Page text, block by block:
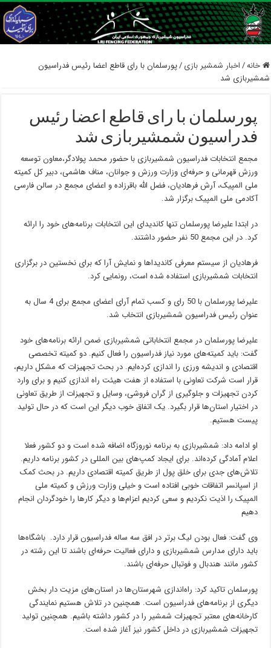
خانه/اخبار شمشیر بازی /پورسلمان با رای قاطع اعضا رئیس فدراسیون
شمشیربازی شد
پورسلمان با رای قاطع اعضا رئیس
فدراسیون شمشیربازی شد
مجمع انتخابات فدراسیون شمشیربازی با حضور محمد پولادگر،معاون توسعه
ورزش قهرمانی و حرفه‌ای وزارت ورزش و جوانان، مناف هاشمی، دبیر کل کمیته
ملی المپیک، آرش فرهادیان، فضل ‌الله باقرزاده و اعضای مجمع در سالن فارسی
آکادمی ملی المپیک برگزار شد.
در ابتدا علیرضا پورسلمان تنها کاندیدای این انتخابات برنامه‌های خود را ارائه
کرد. در این مجمع 50 نفر حضور داشتند.
فرهادیان از سیستم معرفی کاندیداها و نمایش آرا که برای نخستین در برگزاری
انتخابات شمشیربازی استفاده شده است، رونمایی کرد.
علیرضا پورسلمان با 50 رای و کسب تمام آرای اعضای مجمع برای 4 سال به
عنوان رئیس فدراسیون شمشیربازی انتخاب شد.
علیرضا پورسلمان در مجمع انتخاباتی شمشیربازی ضمن ارائه برنامه‌های خود
گفت: باید کمیته‌های مورد نیاز فدراسیون را فعال کنیم. دو کمیته تخصصی
اقتصادی و اندیشه ورزی را اندازی کرده‌ایم. در بحث تجهیزات که مشکل داریم،
قرار است شرکت تعاونی با استفاده از هفت هیئت راه اندازی کنیم و برای وارد
کردن تجهیزات و جلوگیری از گران فروشی، وسایل و تجهیزات از طریق تعاونی
در اختیار استان‌ها قرار بگیرد. یک اتفاق خوب دیگر این است که در حال تولید
پیست هستیم.
او ادامه داد: شمشیربازی به برنامه نوروزگاه اضافه شده است و دو کشور فعلا
اعلام آمادگی کرده‌اند. برای ایجاد کمپ‌های بین المللی در کشور برنامه داریم.
تلاش‌های جدی برای خلق پول از طریق کمیته اقتصادی داریم. در بحث کمک
از اسپانسر اتفاقات خوبی افتاده است و خیلی وزارت ورزش و کمیته ملی
المپیک را اذیت نکردیم و سعی کردیم اعزام‌ها و دیگر کارها را خودگردان انجام
دهیم
وی گفت: فعال بودن لیگ برتر در افق سه ساله فدراسیون قرار دارد. باشگاه‌‌ها
باید دارای مدارس شمشیربازی و دارای فعالیت حرفه‌ای باشند تا این رشته در
کشور مانند هندبال و فوتبال حرفه‌ای باشند.
پورسلمان تاکید کرد: راه‌اندازی شهرستان‌ها در استان‌های مزیت دار بخش
دیگری از برنامه‌های فدراسیون است. همچنین در تلاش هستیم نمایندگی
کارخانه‌های معتبر تجهیزات شمشیر را در کشور داشته باشیم. همچنین تولید
تجهیزات شمشیربازی در داخل کشور نیز آغاز شده است.